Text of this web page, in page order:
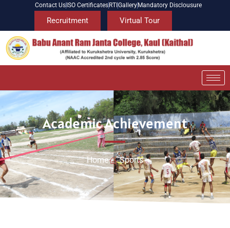
Contact Us ISO Certificates RTI Gallery Mandatory Disclousure
Recruitment Virtual Tour
Academic Achievement
Home Sports